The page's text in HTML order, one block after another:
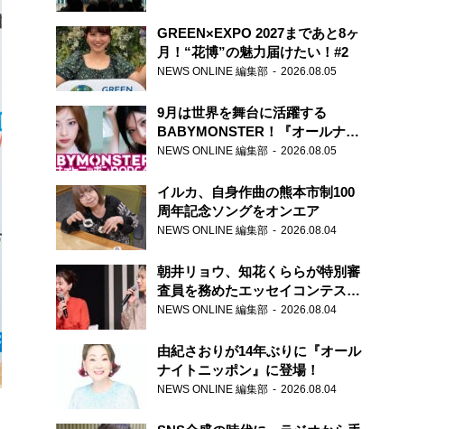
GREEN×EXPO 2027まであと8ヶ
月！“花博”の魅力届けたい！#2
NEWS ONLINE 編集部 2026.08.05
9月は世界を舞台に活躍する
BABYMONSTER！『オールナイ
トニッポンPODCAST』月替わり
NEWS ONLINE 編集部 2026.08.05
イルカ、自身作曲の熊本市制100
周年記念ソングをオンエア
NEWS ONLINE 編集部 2026.08.04
朝井リョウ、知花くららが特別審
査員を務めたエッセイコンテスト
の特別番組「#いまあなたに伝え
NEWS ONLINE 編集部 2026.08.04
由紀さおりが14年ぶりに『オール
ナイトニッポン』に登場！
NEWS ONLINE 編集部 2026.08.04